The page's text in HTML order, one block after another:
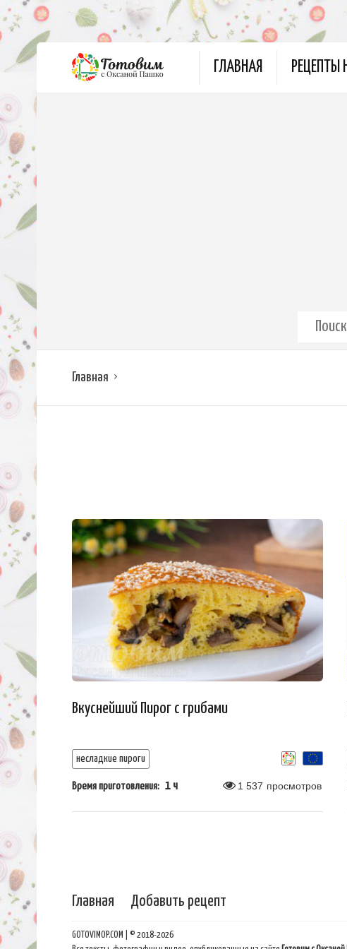
ГЛАВНАЯ РЕЦЕПТЫ
Главная
Вкуснейший Пирог с грибами
несладкие пироги
Время приготовления: 1 ч 1 537 просмотров
Главная Добавить рецепт
GOTOVIMOP.COM | © 2018-2026